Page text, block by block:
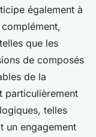
également à
que les
de composés
de la
particulièrement
telles
un engagement